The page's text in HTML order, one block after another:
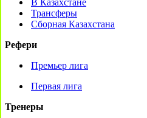
В Казахстане
Трансферы
Сборная Казахстана
Рефери
Премьер лига
Первая лига
Тренеры